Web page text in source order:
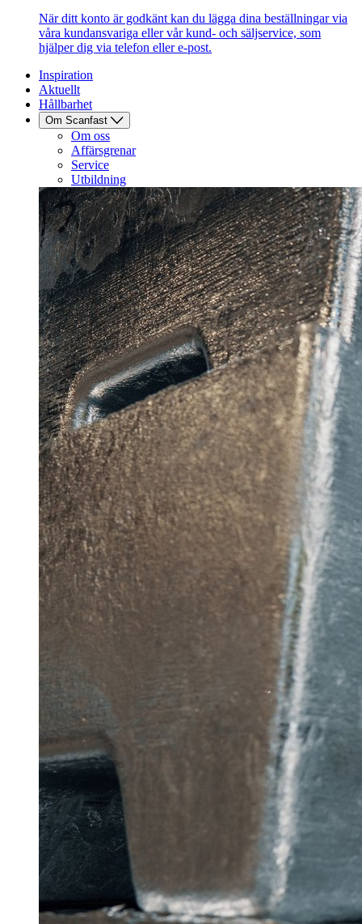
När ditt konto är godkänt kan du lägga dina beställningar via
våra kundansvariga eller vår kund- och säljservice, som
hjälper dig via telefon eller e-post.
Inspiration
Aktuellt
Hållbarhet
Om Scanfast
Om oss
Affärsgrenar
Service
Utbildning